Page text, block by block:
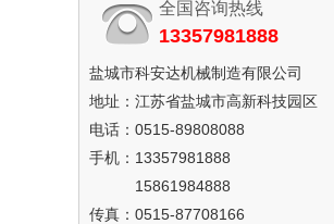
全国咨询热线
13357981888
盐城市科安达机械制造有限公司
地址：江苏省盐城市高新科技园区
电话：0515-89808088
手机：13357981888
15861984888
传真：0515-87708166